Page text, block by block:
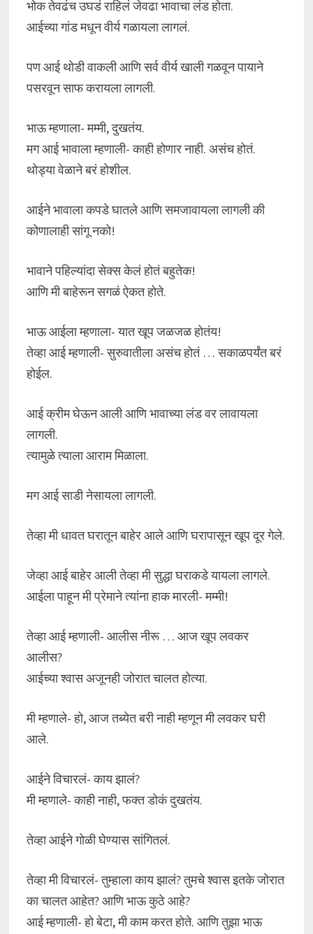
भोक तेवढंच उघडं राहिलं जेवढा भावाचा लंड होता.
आईच्या गांड मधून वीर्य गळायला लागलं.
पण आई थोडी वाकली आणि सर्व वीर्य खाली गळवून पायाने
पसरवून साफ करायला लागली.
भाऊ म्हणाला- मम्मी, दुखतंय.
मग आई भावाला म्हणाली- काही होणार नाही. असंच होतं.
थोड्या वेळाने बरं होशील.
आईने भावाला कपडे घातले आणि समजावायला लागली की
कोणालाही सांगू नको!
भावाने पहिल्यांदा सेक्स केलं होतं बहुतेक!
आणि मी बाहेरून सगळं ऐकत होते.
भाऊ आईला म्हणाला- यात खूप जळजळ होतंय!
तेव्हा आई म्हणाली- सुरुवातीला असंच होतं … सकाळपर्यंत बरं
होईल.
आई क्रीम घेऊन आली आणि भावाच्या लंड वर लावायला
लागली.
त्यामुळे त्याला आराम मिळाला.
मग आई साडी नेसायला लागली.
तेव्हा मी धावत घरातून बाहेर आले आणि घरापासून खूप दूर गेले.
जेव्हा आई बाहेर आली तेव्हा मी सुद्धा घराकडे यायला लागले.
आईला पाहून मी प्रेमाने त्यांना हाक मारली- मम्मी!
तेव्हा आई म्हणाली- आलीस नीरू … आज खूप लवकर
आलीस?
आईच्या श्वास अजूनही जोरात चालत होत्या.
मी म्हणाले- हो, आज तब्येत बरी नाही म्हणून मी लवकर घरी
आले.
आईने विचारलं- काय झालं?
मी म्हणाले- काही नाही, फक्त डोकं दुखतंय.
तेव्हा आईने गोळी घेण्यास सांगितलं.
तेव्हा मी विचारलं- तुम्हाला काय झालं? तुमचे श्वास इतके जोरात
का चालत आहेत? आणि भाऊ कुठे आहे?
आई म्हणाली- हो बेटा, मी काम करत होते. आणि तुझा भाऊ